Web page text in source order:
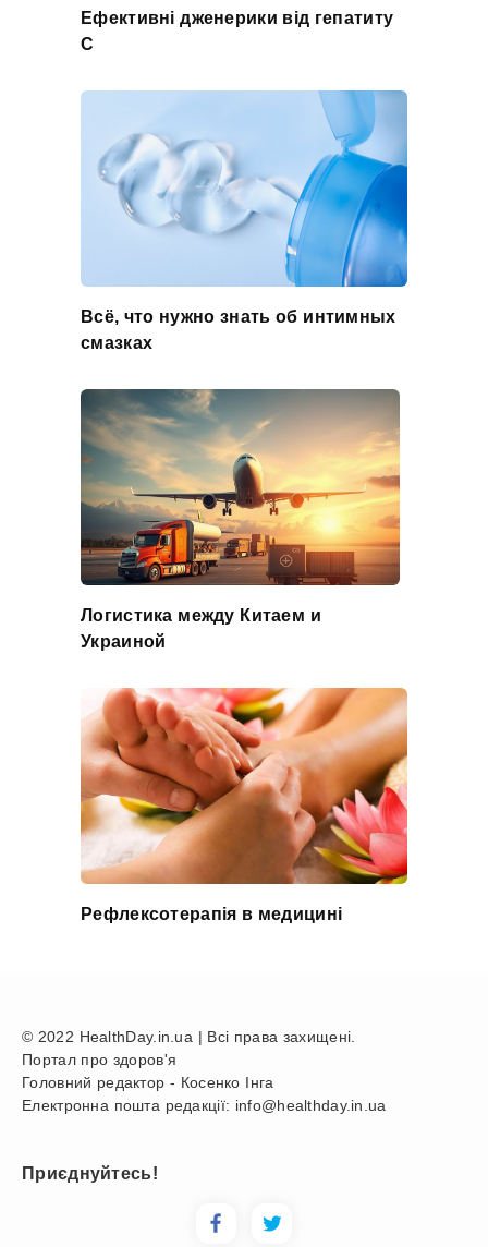
Ефективні дженерики від гепатиту
С
Всё, что нужно знать об интимных
смазках
Логистика между Китаем и
Украиной
Рефлексотерапія в медицині
© 2022 HealthDay.in.ua | Всі права захищені.
Портал про здоров'я
Головний редактор - Косенко Інга
Електронна пошта редакції: info@healthday.in.ua
Приєднуйтесь!